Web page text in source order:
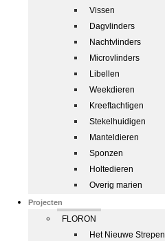
Vissen
Dagvlinders
Nachtvlinders
Microvlinders
Libellen
Weekdieren
Kreeftachtigen
Stekelhuidigen
Manteldieren
Sponzen
Holtedieren
Overig marien
Projecten
FLORON
Het Nieuwe Strepen